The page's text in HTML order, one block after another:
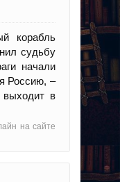
корабль
судьбу
начали
Россию, –
выходит в
на сайте